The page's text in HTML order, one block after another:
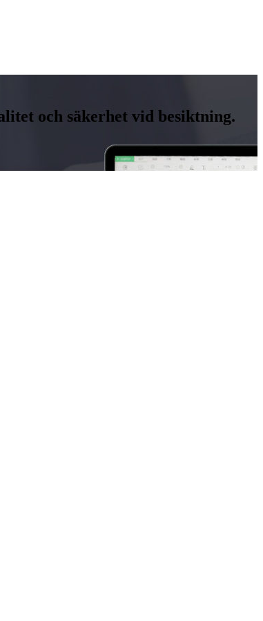
och säkerhet vid besiktning.